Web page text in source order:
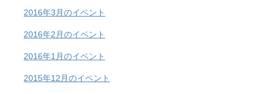
2016年3月のイベント
2016年2月のイベント
2016年1月のイベント
2015年12月のイベント